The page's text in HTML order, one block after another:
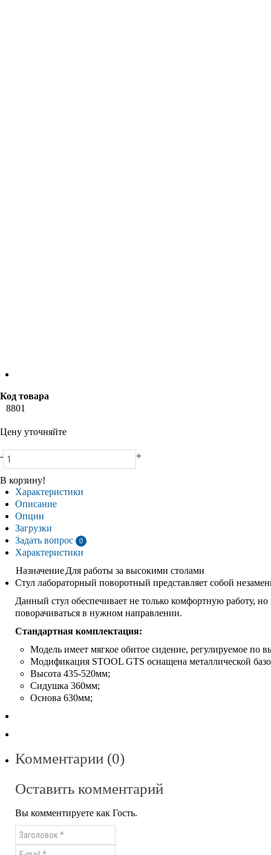
Код товара
8801
Цену уточняйте
- +
В корзину!
Характеристики
Описание
Опции
Загрузки
Задать вопрос
0
Характеристики
НазначениеДля работы за высокими столами
Стул лабораторный поворотный представляет собой
Данный стул обеспечивает не только комфортную работу,
поворачиваться в нужном направлении.
Стандартная комплектация:
Модель имеет мягкое обитое сидение, регулируемое по
Модификация STOOL GTS оснащена металлической
Высота 435-520мм;
Сидушка 360мм;
Основа 630мм;
Комментарии (0)
Оставить комментарий
Вы комментируете как Гость.